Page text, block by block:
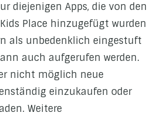
diejenigen Apps, die von den
Place hinzugefügt wurden
als unbedenklich eingestuft
auch aufgerufen werden.
nicht möglich neue
einzukaufen oder
Weitere